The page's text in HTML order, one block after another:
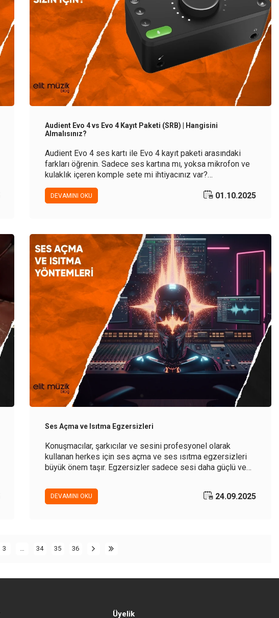
Audient Evo 4 vs Evo 4 Kayıt Paketi (SRB) | Hangisini
Almalısınız?
Audient Evo 4 ses kartı ile Evo 4 kayıt paketi arasındaki
farkları öğrenin. Sadece ses kartına mı, yoksa mikrofon ve
kulaklık içeren komple sete mi ihtiyacınız var?
Rehberimizle karar verin.
DEVAMINI OKU 01.10.2025
Ses Açma ve Isıtma Egzersizleri
Konuşmacılar, şarkıcılar ve sesini profesyonel olarak
kullanan herkes için ses açma ve ses ısıtma egzersizleri
büyük önem taşır. Egzersizler sadece sesi daha güçlü ve
hasarların önüne geçer.
DEVAMINI OKU 24.09.2025
3 … 34 35 36
Üyelik